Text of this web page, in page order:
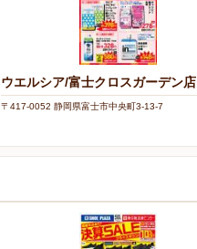
ウエルシア/富士クロスガーデン店
〒417-0052 静岡県富士市中央町3-13-7